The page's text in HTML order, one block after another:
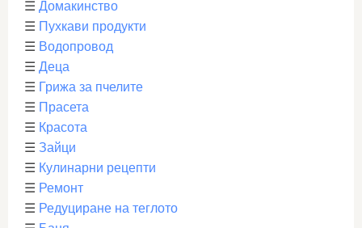
☰ Домакинство
☰ Пухкави продукти
☰ Водопровод
☰ Деца
☰ Грижа за пчелите
☰ Прасета
☰ Красота
☰ Зайци
☰ Кулинарни рецепти
☰ Ремонт
☰ Редуциране на теглото